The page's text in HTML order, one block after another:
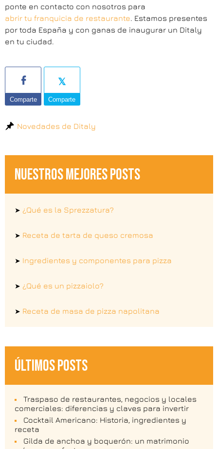
ponte en contacto con nosotros para
abrir tu franquicia de restaurante. Estamos presentes
por toda España y con ganas de inaugurar un Ditaly
en tu ciudad.
Comparte Comparte
Novedades de Ditaly
NUESTROS MEJORES POSTS
➤ ¿Qué es la Sprezzatura?
➤ Receta de tarta de queso cremosa
➤ Ingredientes y componentes para pizza
➤ ¿Qué es un pizzaiolo?
➤ Receta de masa de pizza napolitana
ÚLTIMOS POSTS
Traspaso de restaurantes, negocios y locales
comerciales: diferencias y claves para invertir
Cocktail Americano: Historia, ingredientes y
receta
Gilda de anchoa y boquerón: un matrimonio